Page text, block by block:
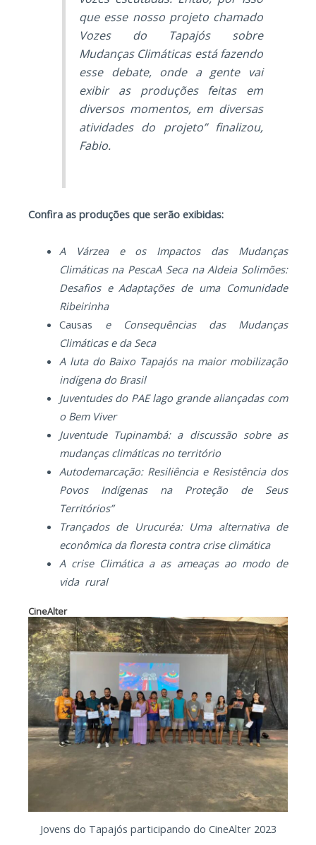
que esse nosso projeto chamado
Vozes do Tapajós sobre
Mudanças Climáticas está fazendo
esse debate, onde a gente vai
exibir as produções feitas em
diversos momentos, em diversas
atividades do projeto” finalizou,
Fabio.
Confira as produções que serão exibidas:
A Várzea e os Impactos das Mudanças
Climáticas na PescaA Seca na Aldeia Solimões:
Desafios e Adaptações de uma Comunidade
Ribeirinha
Causas e Consequências das Mudanças
Climáticas e da Seca
A luta do Baixo Tapajós na maior mobilização
indígena do Brasil
Juventudes do PAE lago grande aliançadas com
o Bem Viver
Juventude Tupinambá: a discussão sobre as
mudanças climáticas no território
Autodemarcação: Resiliência e Resistência dos
Povos Indígenas na Proteção de Seus
Territórios”
Trançados de Urucuréa: Uma alternativa de
econômica da floresta contra crise climática
A crise Climática a as ameaças ao modo de
vida rural
CineAlter
Jovens do Tapajós participando do CineAlter 2023